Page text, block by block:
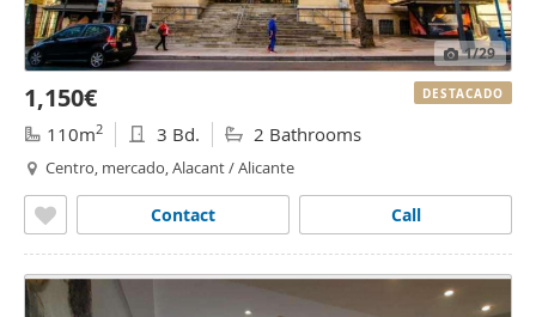
1/29
1,150€
110m2 3 Bd. 2 Bathrooms
Centro, mercado, Alacant / Alicante
Call
Contact
DESTACADO